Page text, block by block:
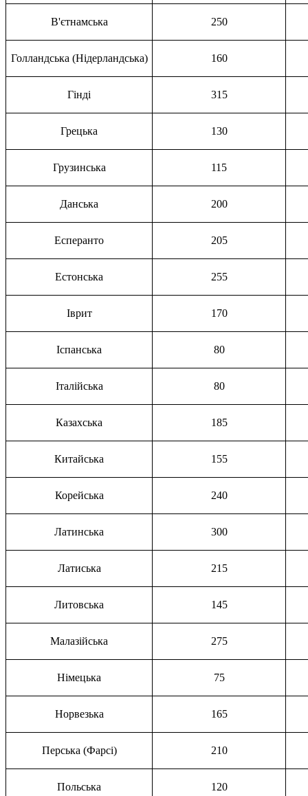
В'єтнамська 250
Голландська (Нідерландська) 160
Гінді 315
Грецька 130
Грузинська 115
Данська 200
Есперанто 205
Естонська 255
Іврит 170
Іспанська 80
Італійська 80
Казахська 185
Китайська 155
Корейська 240
Латинська 300
Латиська 215
Литовська 145
Малазійська 275
Німецька 75
Норвезька 165
Перська (Фарсі) 210
Польська 120